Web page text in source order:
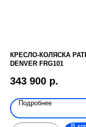
КРЕСЛО-КОЛЯСКА
DENVER FRG101
343 900 р.
Подробнее